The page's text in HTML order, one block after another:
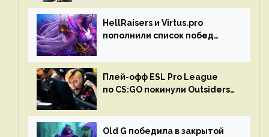
HellRaisers и Virtus.pro
пополнили список побед
Плей-офф ESL Pro League
по CS:GO покинули Outsiders
Old G победила в закрытой